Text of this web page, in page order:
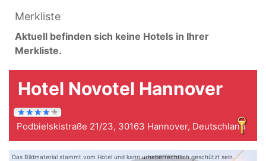
Merkliste
Aktuell befinden sich keine Hotels in Ihrer
Merkliste.
Hotel Novotel Hannover
Podbielskistraße 21/23, 30163 Hannover, Deutschland
Das Bildmaterial stammt vom Hotel und kann urheberrechtlich geschützt sein.